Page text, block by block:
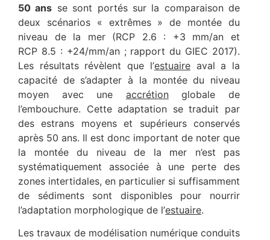
50 ans se sont portés sur la comparaison de
deux scénarios « extrêmes » de montée du
niveau de la mer (RCP 2.6 : +3 mm/an et
RCP 8.5 : +24/mm/an ; rapport du GIEC 2017).
Les résultats révèlent que l’estuaireaval a la
capacité de s’adapter à la montée du niveau
moyen avec une accrétionglobale de
l’embouchure. Cette adaptation se traduit par
des estrans moyens et supérieurs conservés
après 50 ans. Il est donc important de noter que
la montée du niveau de la mer n’est pas
systématiquement associée à une perte des
zones intertidales, en particulier si suffisamment
de sédiments sont disponibles pour nourrir
l’adaptation morphologique de l’estuaire.
Les travaux de modélisation numérique conduits